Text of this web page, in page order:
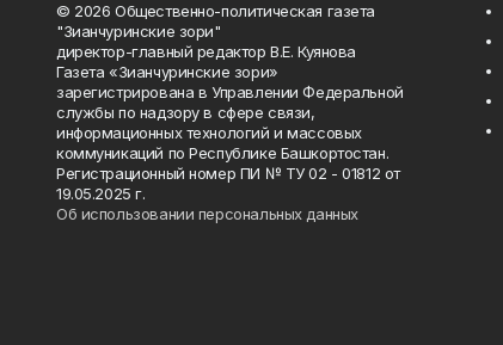
© 2026 Общественно-политическая газета
"Зианчуринские зори"
директор-главный редактор В.Е. Куянова
Газета «Зианчуринские зори»
зарегистрирована в Управлении Федеральной
службы по надзору в сфере связи,
информационных технологий и массовых
коммуникаций по Республике Башкортостан.
Регистрационный номер ПИ № ТУ 02 - 01812 от
19.05.2025 г.
Об использовании персональных данных